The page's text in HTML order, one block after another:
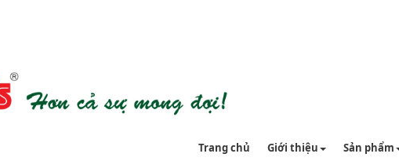
Trang chủ Giới thiệu Sản phẩm